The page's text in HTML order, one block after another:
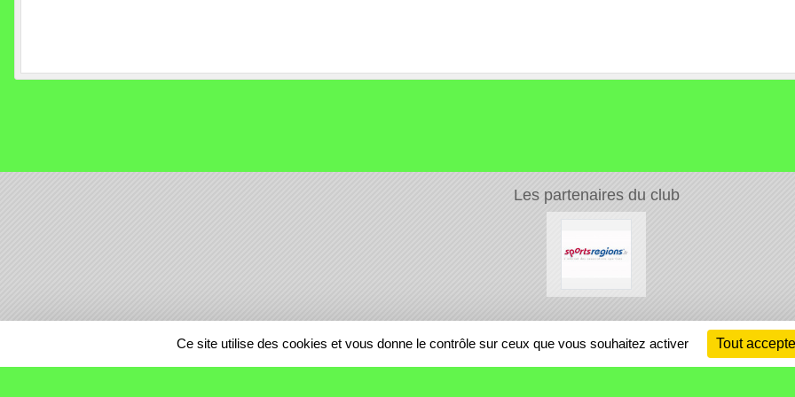
Les partenaires du club
REGIONS
Ce site utilise des cookies et vous donne le contrôle sur ceux que vous souhaitez activer Tout